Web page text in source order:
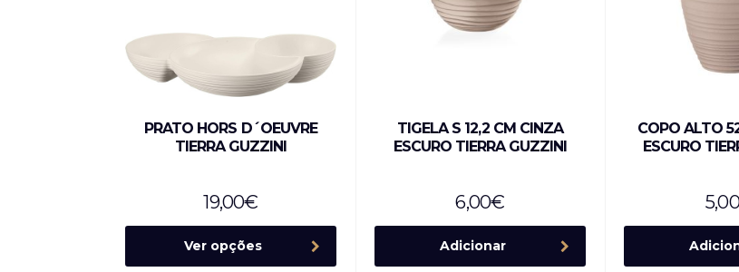
PRATO HORS D´OEUVRE
TIERRA GUZZINI
19,00€
Ver opções
TIGELA S 12,2 CM CINZA
ESCURO TIERRA GUZZINI
6,00€
Adicionar
COPO ALTO
ESCURO
5,00